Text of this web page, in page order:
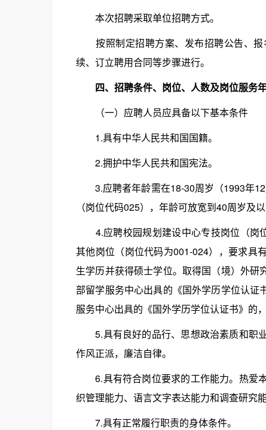
本次招聘采取单位招聘方式。
按照制定招聘方案、发布招聘公告、报
续、订立聘用合同等步骤进行。
四、招聘条件、岗位、人数及岗位服务
（一）应聘人员应具备以下基本条件
1.具有中华人民共和国国籍。
2.拥护中华人民共和国宪法。
3.应聘者年龄需在18-30周岁（1993年12
（岗位代码025），年龄可放宽到40周岁及
4.应聘校园规划建设中心专技岗位（岗
其他岗位（岗位代码为001-024），要求具
生学历并获得硕士学位。取得国（境）外
部留学服务中心出具的《国外学历学位认
服务中心出具的《国外学历学位认证书》的
5.具有良好的品行、思想政治素质和职业
作风正派，廉洁自律。
6.具有符合岗位要求的工作能力。热爱
织管理能力、语言文字表达能力和调查研究能
7.具有正常履行职责的身体条件。